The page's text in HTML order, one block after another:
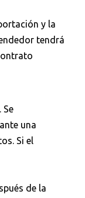
y la
tendrá
una
Si el
de la